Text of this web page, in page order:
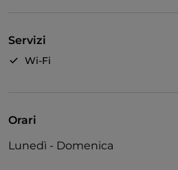
Servizi
Wi-Fi
Orari
Lunedì - Domenica